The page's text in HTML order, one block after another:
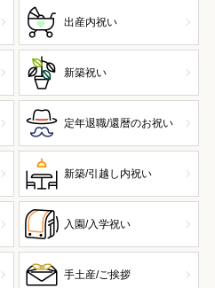
出産内祝い
新築祝い
定年退職/還暦のお祝い
新築/引越し内祝い
入園/入学祝い
手土産/ご挨拶